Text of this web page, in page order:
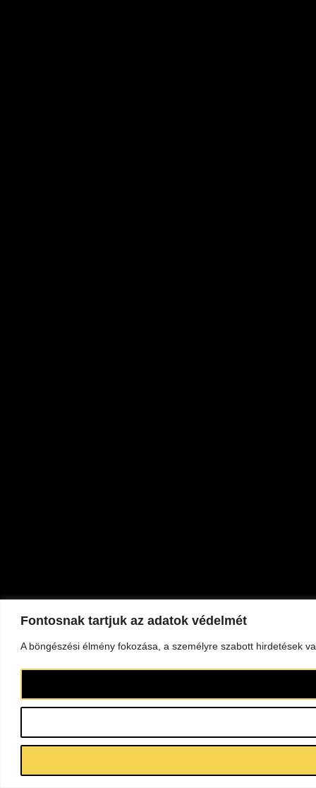
Fontosnak tartjuk az adatok védelmét
A böngészési élmény fokozása, a személyre szabott hirdetések